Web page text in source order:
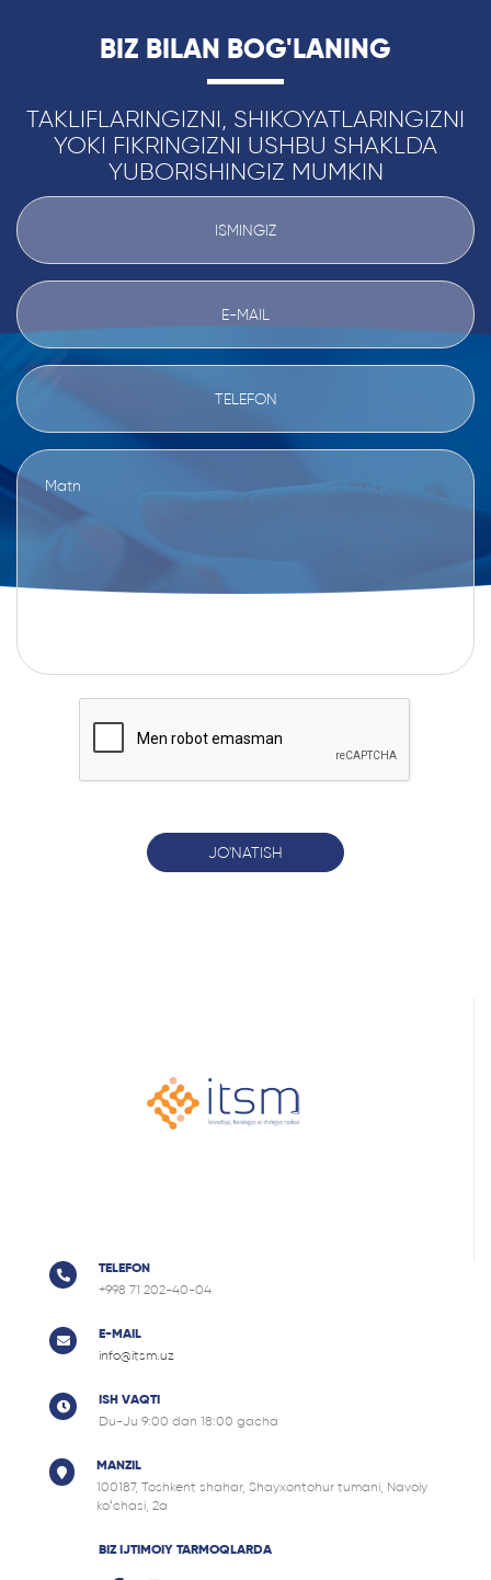
BIZ BILAN BOG'LANING
TAKLIFLARINGIZNI, SHIKOYATLARINGIZNI
YOKI FIKRINGIZNI USHBU SHAKLDA
YUBORISHINGIZ MUMKIN
JO'NATISH
TELEFON
+998 71 202-40-04
E-MAIL
info@itsm.uz
ISH VAQTI
Du-Ju 9:00 dan 18:00 gacha
MANZIL
100187, Tоshkent shahar, Shayxontohur tumani, Navoiy
ko‘chasi, 2a
BIZ IJTIMOIY TARMOQLARDA